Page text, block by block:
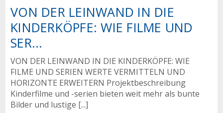
VON DER LEINWAND IN DIE
KINDERKÖPFE: WIE FILME UND
SER...
VON DER LEINWAND IN DIE KINDERKÖPFE: WIE
FILME UND SERIEN WERTE VERMITTELN UND
HORIZONTE ERWEITERN Projektbeschreibung
Kinderfilme und -serien bieten weit mehr als bunte
Bilder und lustige [...]